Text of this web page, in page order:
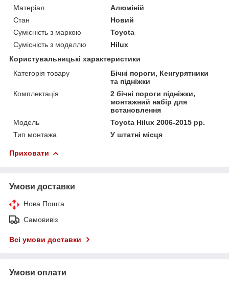
Матеріал
Алюміній
Стан
Новий
Сумісність з маркою
Toyota
Сумісність з моделлю
Hilux
Користувальницькі характеристики
Категорія товару
Бічні пороги, Кенгурятники
та підніжки
Комплектація
2 бічні пороги підніжки,
монтажний набір для
встановлення
Мoдель
Toyota Hilux 2006-2015 рр.
Тип монтажа
У штатні місця
Приховати
Умови доставки
Нова Пошта
Самовивіз
Всі умови доставки
Умови оплати